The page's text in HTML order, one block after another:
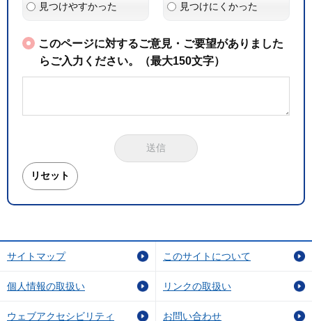
見つけやすかった 見つけにくかった
このページに対するご意見・ご要望がありました
らご入力ください。（最大150文字）
サイトマップ このサイトについて
個人情報の取扱い リンクの取扱い
ウェブアクセシビリティ お問い合わせ